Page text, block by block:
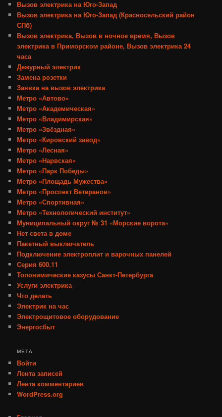
Вызов электрика на Юго-Запад
Вызов электрика на Юго-Запад (Красносельский район
СПб)
Вызов электрика, Вызов в ночное время, Вызов
электрика в Приморском районе, Вызов электрика 24
часа
Дежурный электрик
Замена розетки
Заявка на вызов электрика
Метро «Автово»
Метро «Академическая»
Метро «Владимирская»
Метро «Звёздная»
Метро «Кировский завод»
Метро «Лесная»
Метро «Нарвская»
Метро «Парк Победы»
Метро «Площадь Мужества»
Метро «Проспект Ветеранов»
Метро «Спортивная»
Метро «Технологический институт»
Муниципальный округ № 31 «Морские ворота»
Нет света в доме
Пакетный выключатель
Подключение электроплит и варочных панелей
Серия 600.11
Топонимические казусы Санкт-Петербурга
Услуги электрика
Что делать
Электрик на час
Электрощитовое оборудование
Энергосбыт
МЕТА
Войти
Лента записей
Лента комментариев
WordPress.org